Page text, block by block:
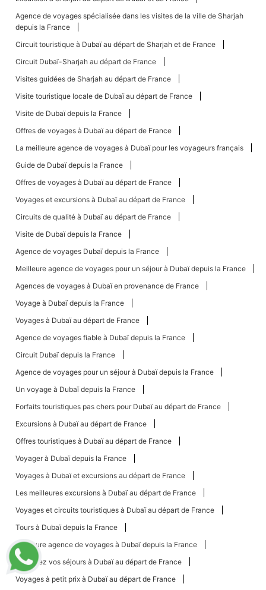
Agence de voyages spécialisée dans les visites de la ville de Sharjah
depuis la France
Circuit touristique à Dubaï au départ de Sharjah et de France
Circuit Dubaï-Sharjah au départ de France
Visites guidées de Sharjah au départ de France
Visite touristique locale de Dubaï au départ de France
Visite de Dubaï depuis la France
Offres de voyages à Dubaï au départ de France
La meilleure agence de voyages à Dubaï pour les voyageurs français
Guide de Dubaï depuis la France
Offres de voyages à Dubaï au départ de France
Voyages et excursions à Dubaï au départ de France
Circuits de qualité à Dubaï au départ de France
Visite de Dubaï depuis la France
Agence de voyages Dubaï depuis la France
Meilleure agence de voyages pour un séjour à Dubaï depuis la France
Agences de voyages à Dubaï en provenance de France
Voyage à Dubaï depuis la France
Voyages à Dubaï au départ de France
Agence de voyages fiable à Dubaï depuis la France
Circuit Dubaï depuis la France
Agence de voyages pour un séjour à Dubaï depuis la France
Un voyage à Dubaï depuis la France
Forfaits touristiques pas chers pour Dubaï au départ de France
Excursions à Dubaï au départ de France
Offres touristiques à Dubaï au départ de France
Voyager à Dubaï depuis la France
Voyages à Dubaï et excursions au départ de France
Les meilleures excursions à Dubaï au départ de France
Voyages et circuits touristiques à Dubaï au départ de France
Tours à Dubaï depuis la France
Meilleure agence de voyages à Dubaï depuis la France
Réservez vos séjours à Dubaï au départ de France
Voyages à petit prix à Dubaï au départ de France